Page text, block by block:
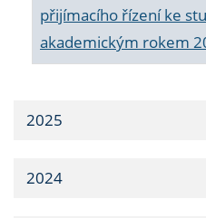
přijímacího řízení ke
akademickým rokem
2025
2024